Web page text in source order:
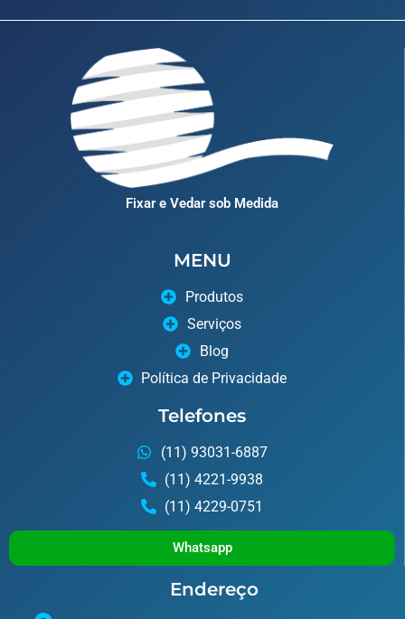
Fixar e Vedar sob Medida
MENU
Produtos
Serviços
Blog
Política de Privacidade
Telefones
(11) 93031-6887
(11) 4221-9938
(11) 4229-0751
Whatsapp
Endereço